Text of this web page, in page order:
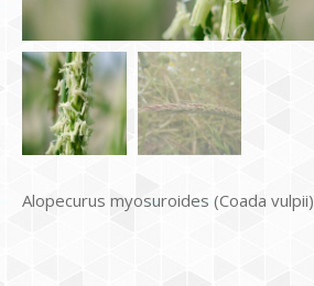
Alopecurus myosuroides (Coada vulpii)